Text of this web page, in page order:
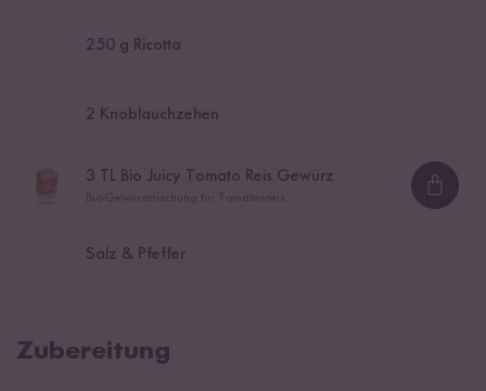
250 g Ricotta
2 Knoblauchzehen
3 TL Bio Juicy Tomato Reis Gewürz
Salz & Pfeffer
Zubereitung